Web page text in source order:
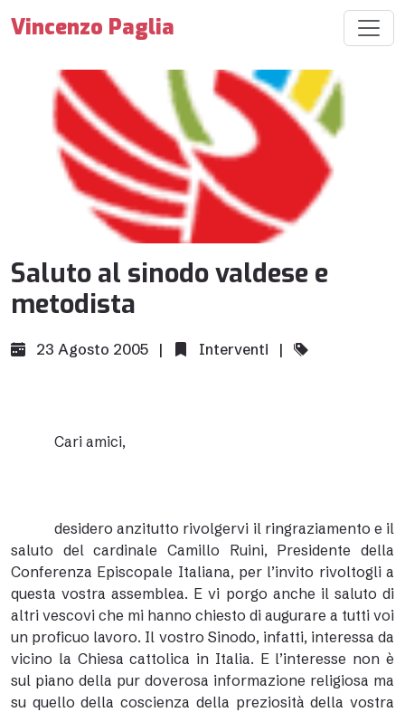
Vincenzo Paglia
Saluto al sinodo valdese e
metodista
23 Agosto 2005 | Interventi |
Cari amici,
desidero anzitutto rivolgervi il ringraziamento e il
saluto del cardinale Camillo Ruini, Presidente della
Conferenza Episcopale Italiana, per l’invito rivoltogli a
questa vostra assemblea. E vi porgo anche il saluto di
altri vescovi che mi hanno chiesto di augurare a tutti voi
un proficuo lavoro. Il vostro Sinodo, infatti, interessa da
vicino la Chiesa cattolica in Italia. E l’interesse non è
sul piano della pur doverosa informazione religiosa ma
su quello della coscienza della preziosità della vostra